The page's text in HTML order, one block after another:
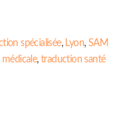
spécialisée, Lyon, SAM
, traduction santé